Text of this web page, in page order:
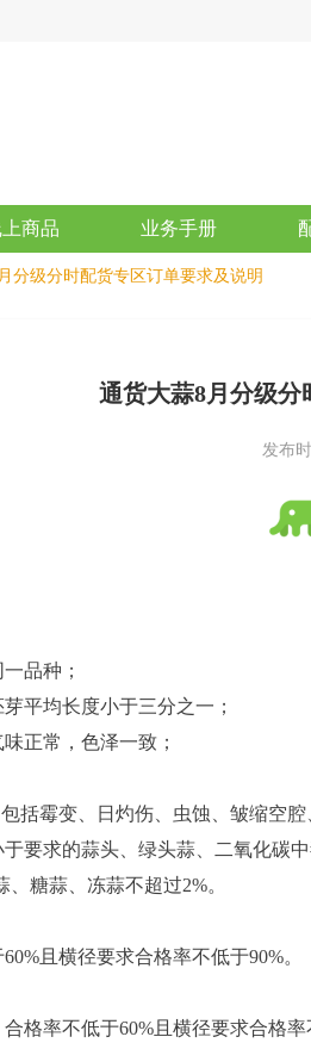
商品 业务手册
分级分时配货专区订单要求及说明
通货大蒜8月分级分
发布
品种；
平均长度小于三分之一；
正常，色泽一致；
括霉变、日灼伤、虫蚀、皱缩空
要求的蒜头、绿头蒜、二氧化碳
糖蒜、冻蒜不超过2%。
且横径要求合格率不低于90%。
格率不低于60%且横径要求合格